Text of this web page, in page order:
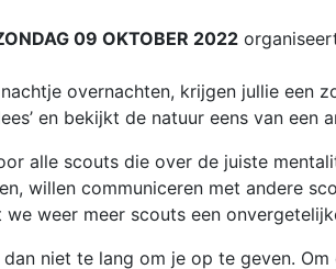
09 OKTOBER 2022
overnachten, krijgen jullie een
en bekijkt de natuur eens van een
alle scouts die over de juiste
willen communiceren met andere
weer meer scouts een
niet te lang om je op te geven.